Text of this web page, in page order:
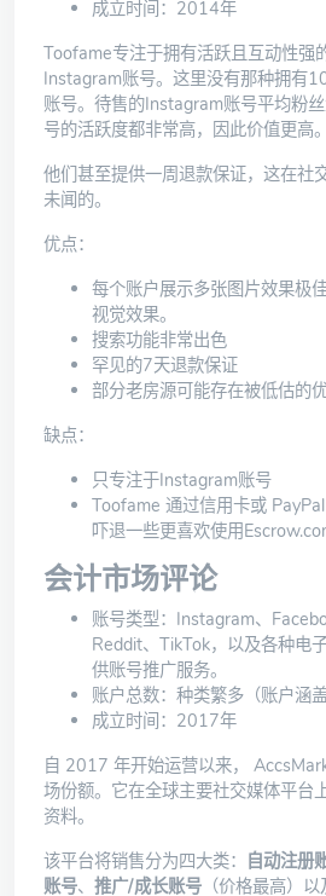
成立时间：2014年
Toofame专注于拥有活跃且互动性强
Instagram账号。这里没有那种拥有
账号。待售的Instagram账号平均粉
号的活跃度都非常高，因此价值更高。
他们甚至提供一周退款保证，这在社
未闻的。
优点：
每个账户展示多张图片效果极
视觉效果。
搜索功能非常出色
罕见的7天退款保证
部分老房源可能存在被低估的
缺点：
只专注于Instagram账号
Toofame 通过信用卡或
吓退一些更喜欢使用
会计市场评论
账号类型：Instagram、
Reddit、TikTok，以及各种电
供账号推广服务。
账户总数：种类繁多（账户涵
成立时间：2017年
自 2017 年开始运营以来，
场份额。它在全球主要社交媒体平台
资料。
该平台将销售分为四大类： 自动注册
账号、 推广/成长账号 （价格最高）以